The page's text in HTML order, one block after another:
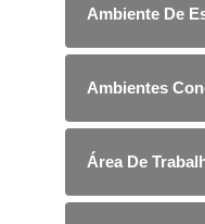
Ambiente De
Ambientes
Área De